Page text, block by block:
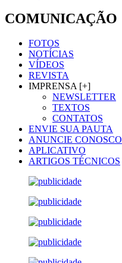
COMUNICAÇÃO
FOTOS
NOTÍCIAS
VÍDEOS
REVISTA
IMPRENSA [+]
NEWSLETTER
TEXTOS
CONTATOS
ENVIE SUA PAUTA
ANUNCIE CONOSCO
APLICATIVO
ARTIGOS TÉCNICOS